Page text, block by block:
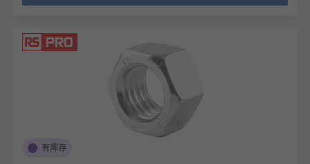
有库存